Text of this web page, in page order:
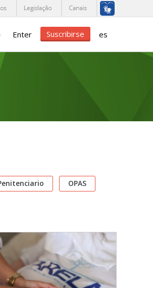
Enter Suscribirse es
OPAS